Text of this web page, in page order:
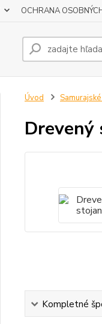
OCHRANA
Úvod
Drevený
Kompletné